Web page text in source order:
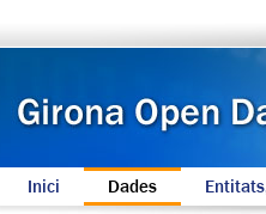
Inici Dades